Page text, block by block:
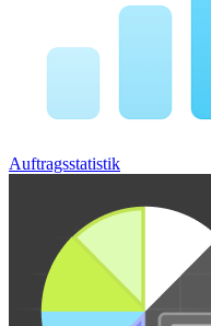
Auftragsstatistik